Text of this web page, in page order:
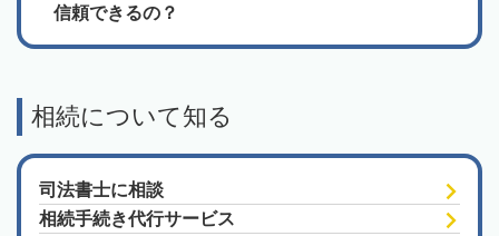
信頼できるの？
相続について知る
司法書士に相談
相続手続き代行サービス